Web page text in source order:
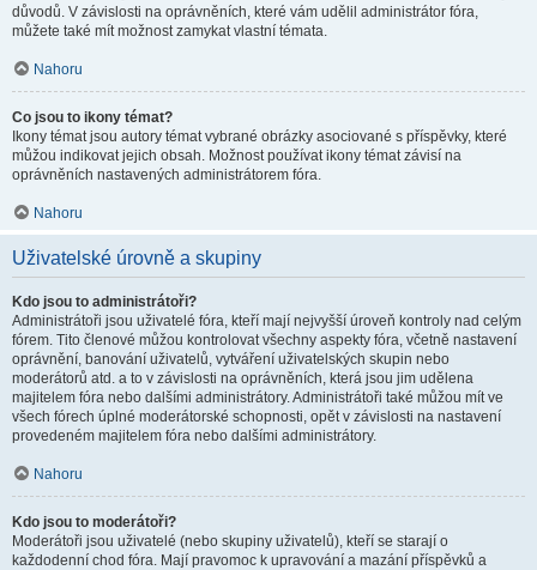
důvodů. V závislosti na oprávněních, které vám udělil administrátor fóra,
můžete také mít možnost zamykat vlastní témata.
Nahoru
Co jsou to ikony témat?
Ikony témat jsou autory témat vybrané obrázky asociované s příspěvky, které
můžou indikovat jejich obsah. Možnost používat ikony témat závisí na
oprávněních nastavených administrátorem fóra.
Nahoru
Uživatelské úrovně a skupiny
Kdo jsou to administrátoři?
Administrátoři jsou uživatelé fóra, kteří mají nejvyšší úroveň kontroly nad celým
fórem. Tito členové můžou kontrolovat všechny aspekty fóra, včetně nastavení
oprávnění, banování uživatelů, vytváření uživatelských skupin nebo
moderátorů atd. a to v závislosti na oprávněních, která jsou jim udělena
majitelem fóra nebo dalšími administrátory. Administrátoři také můžou mít ve
všech fórech úplné moderátorské schopnosti, opět v závislosti na nastavení
provedeném majitelem fóra nebo dalšími administrátory.
Nahoru
Kdo jsou to moderátoři?
Moderátoři jsou uživatelé (nebo skupiny uživatelů), kteří se starají o
každodenní chod fóra. Mají pravomoc k upravování a mazání příspěvků a